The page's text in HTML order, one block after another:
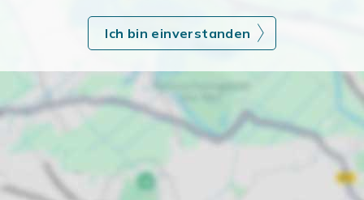
Ich bin einverstanden